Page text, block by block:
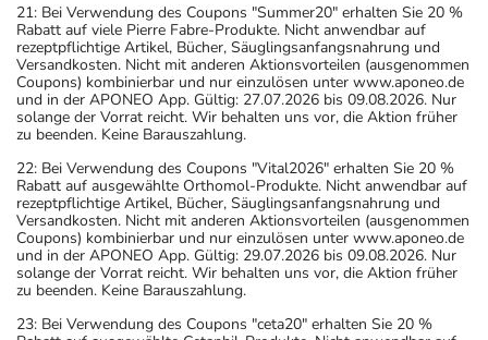
21: Bei Verwendung des Coupons "Summer20" erhalten Sie 20 %
Rabatt auf viele Pierre Fabre-Produkte. Nicht anwendbar auf
rezeptpflichtige Artikel, Bücher, Säuglingsanfangsnahrung und
Versandkosten. Nicht mit anderen Aktionsvorteilen (ausgenommen
Coupons) kombinierbar und nur einzulösen unter www.aponeo.de
und in der APONEO App. Gültig: 27.07.2026 bis 09.08.2026. Nur
solange der Vorrat reicht. Wir behalten uns vor, die Aktion früher
zu beenden. Keine Barauszahlung.
22: Bei Verwendung des Coupons "Vital2026" erhalten Sie 20 %
Rabatt auf ausgewählte Orthomol-Produkte. Nicht anwendbar auf
rezeptpflichtige Artikel, Bücher, Säuglingsanfangsnahrung und
Versandkosten. Nicht mit anderen Aktionsvorteilen (ausgenommen
Coupons) kombinierbar und nur einzulösen unter www.aponeo.de
und in der APONEO App. Gültig: 29.07.2026 bis 09.08.2026. Nur
solange der Vorrat reicht. Wir behalten uns vor, die Aktion früher
zu beenden. Keine Barauszahlung.
23: Bei Verwendung des Coupons "ceta20" erhalten Sie 20 %